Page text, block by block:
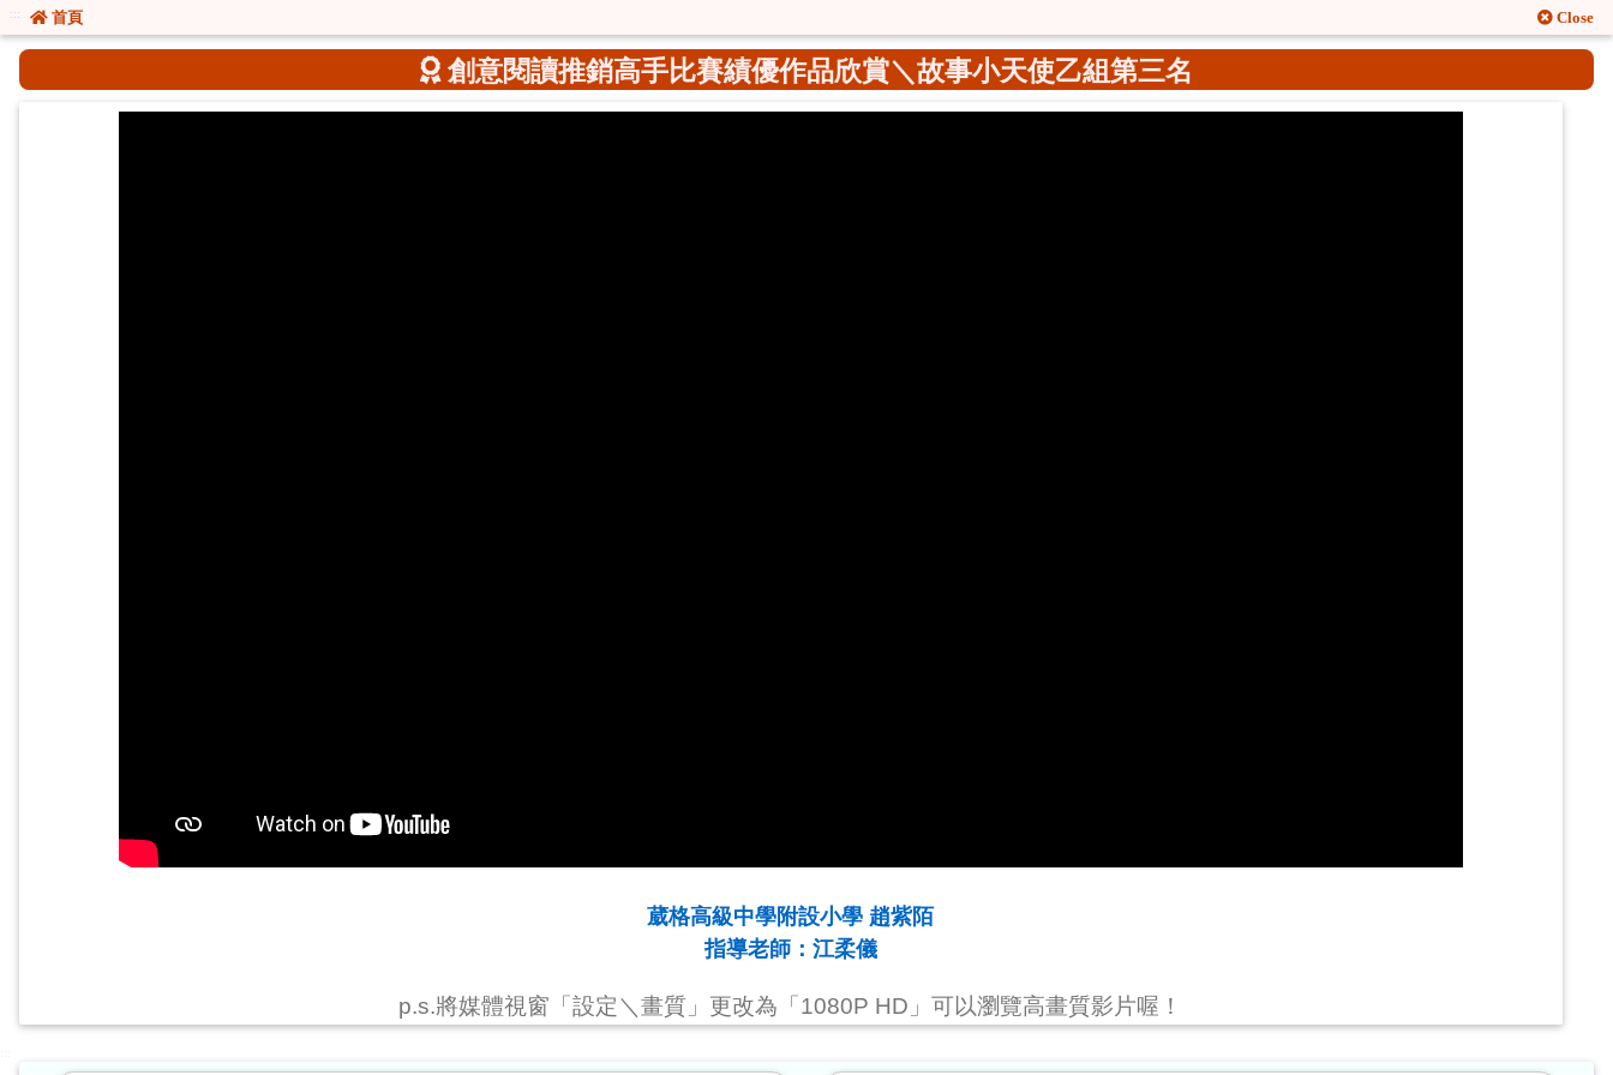
::: 首頁 Close
創意閱讀推銷高手比賽績優作品欣賞＼故事小天使乙組第三名
葳格高級中學附設小學 趙紫陌
指導老師：江柔儀
p.s.將媒體視窗「設定＼畫質」更改為「1080P HD」可以瀏覽高畫質影片喔！